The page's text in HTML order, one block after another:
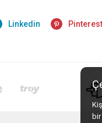
Linkedin Pinterest